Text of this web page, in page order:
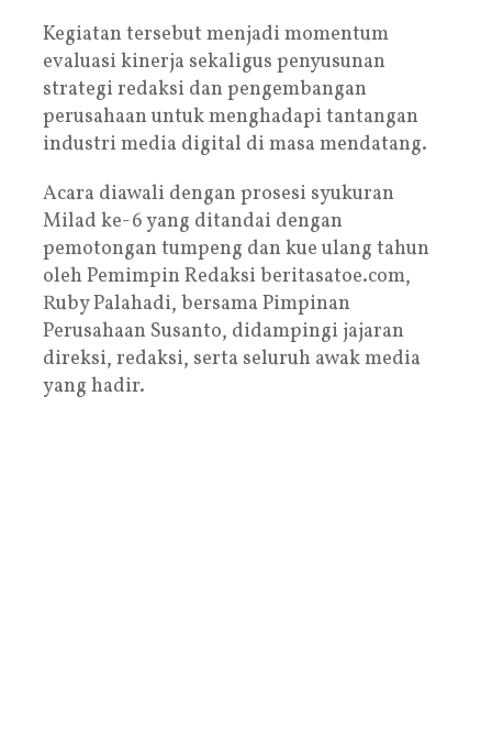
Kegiatan tersebut menjadi momentum
evaluasi kinerja sekaligus penyusunan
strategi redaksi dan pengembangan
perusahaan untuk menghadapi tantangan
industri media digital di masa mendatang.
Acara diawali dengan prosesi syukuran
Milad ke-6 yang ditandai dengan
pemotongan tumpeng dan kue ulang tahun
oleh Pemimpin Redaksi beritasatoe.com,
Ruby Palahadi, bersama Pimpinan
Perusahaan Susanto, didampingi jajaran
direksi, redaksi, serta seluruh awak media
yang hadir.